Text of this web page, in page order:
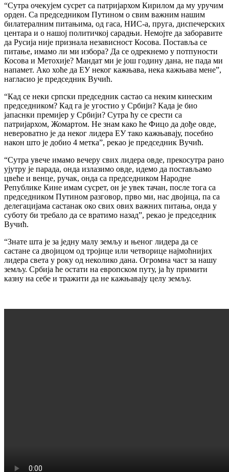
“Сутра очекујем сусрет са патријархом Кирилом да му уручим
орден. Са председником Путином о свим важним нашим
билатералним питањима, од гаса, НИС-а, пруга, диспечерских
центара и о нашој политичкој сарадњи. Немојте да заборавите
да Русија није признала независност Косова. Поставља се
питање, имамо ли ми избора? Да се одрекнемо у потпуности
Косова и Метохије? Мандат ми је још годину дана, не пада ми
напамет. Ако хоће да ЕУ неког кажњава, нека кажњава мене”,
нагласио је председник Вучић.
“Кад се неки српски председник састао са неким кинеским
председником? Кад га је угостио у Србији? Када је био
јапаснки премијер у Србији? Сутра ћу се срести са
патријархом, Жомартом. Не знам како ће Фицо да дође овде,
невероватно је да неког лидера ЕУ тако кажњавају, посебно
након што је добио 4 метка”, рекао је председник Вучић.
“Сутра увече имамо вечеру свих лидера овде, прекосутра рано
ујутру је парада, онда излазимо овде, идемо да постављамо
цвеће и венце, ручак, онда са председником Народне
Републике Кине имам сусрет, он је увек тачан, после тога са
председником Путином разговор, прво ми, нас двојица, па са
делегацијама састанак око свих ових важних питања, онда у
суботу би требало да се вратимо назад”, рекао је председник
Вучић.
“Знате шта је за једну малу земљу и њеног лидера да се
састане са двојицом од тројице или четворице најмоћнијих
лидера света у року од неколико дана. Огромна част за нашу
земљу. Србија ће остати на европском путу, ја ћу примити
казну на себе и тражити да не кажњавају целу земљу.